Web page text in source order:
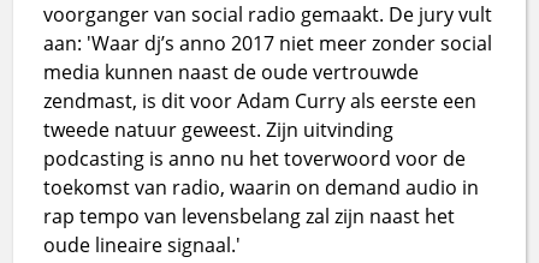
voorganger van social radio gemaakt. De jury vult
aan: 'Waar dj’s anno 2017 niet meer zonder social
media kunnen naast de oude vertrouwde
zendmast, is dit voor Adam Curry als eerste een
tweede natuur geweest. Zijn uitvinding
podcasting is anno nu het toverwoord voor de
toekomst van radio, waarin on demand audio in
rap tempo van levensbelang zal zijn naast het
oude lineaire signaal.'